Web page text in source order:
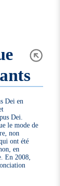
Dei en
Dei.
le mode de
non
ont été
en
En 2008,